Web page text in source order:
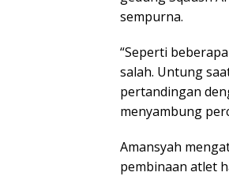
sempurna.
“Seperti
salah. Untung
pertandingan
menyambung
Amansyah
pembinaan atlet